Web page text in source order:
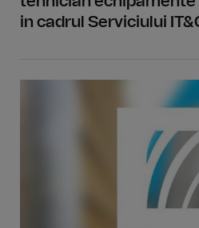
in cadrul Serviciului